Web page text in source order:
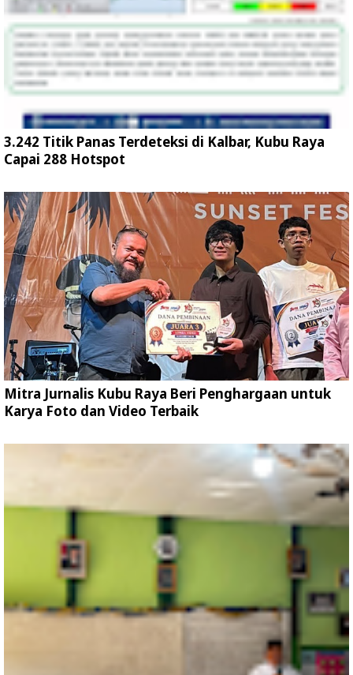
3.242 Titik Panas Terdeteksi di Kalbar, Kubu Raya
Capai 288 Hotspot
Mitra Jurnalis Kubu Raya Beri Penghargaan untuk
Karya Foto dan Video Terbaik